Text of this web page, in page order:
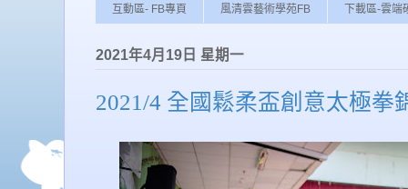
互動區- FB專頁 風清雲藝術學苑FB 下載區-雲端
2021年4月19日 星期一
2021/4 全國鬆柔盃創意太極拳